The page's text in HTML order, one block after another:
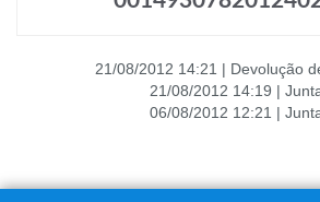
21/08/2012 14:21 | Devolução
21/08/2012 14:19 |
06/08/2012 12:21 |